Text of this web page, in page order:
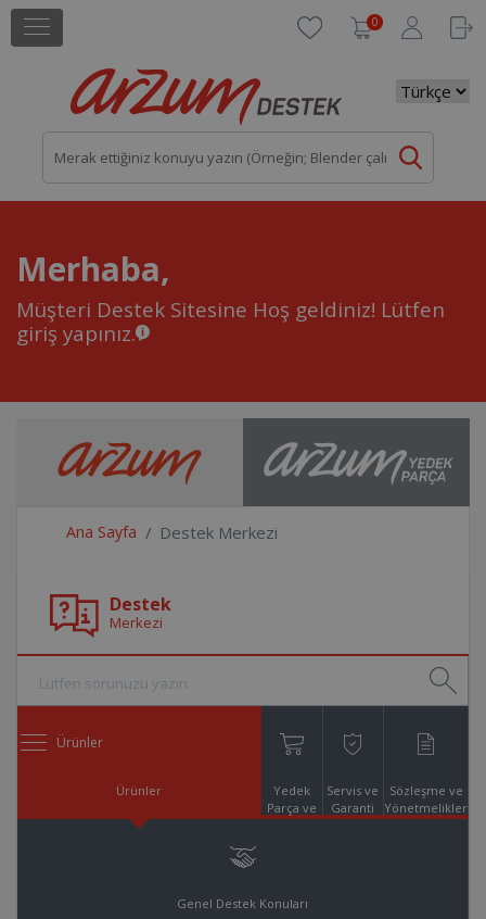
0
Merhaba,
Müşteri Destek Sitesine Hoş geldiniz! Lütfen
giriş yapınız.
Ana Sayfa Destek Merkezi
Destek
Merkezi
Ürünler
Ürünler
Yedek
Parça ve
Servis ve
Garanti
Sözleşme ve
Yönetmelikler
Genel Destek Konuları